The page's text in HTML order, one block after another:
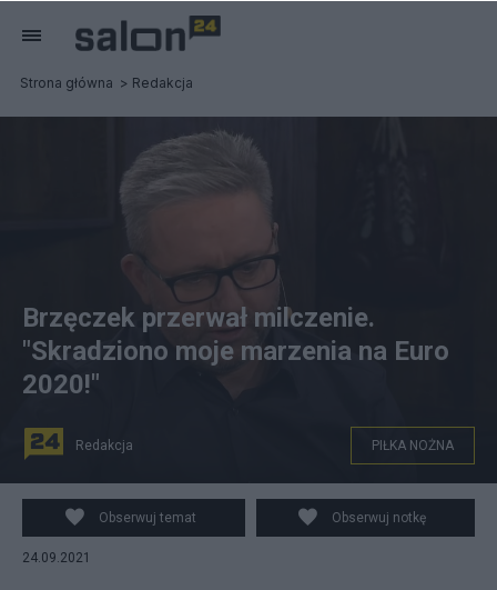
Strona główna Redakcja
Jerzy Brzęczek nadal nie rozumie, dlaczego został
zwolniony z funkcji trenera reprezentacji Polski.
Brzęczek przerwał milczenie.
"Skradziono moje marzenia na Euro
2020!"
Redakcja PIŁKA NOŻNA
Obserwuj temat Obserwuj notkę
24.09.2021